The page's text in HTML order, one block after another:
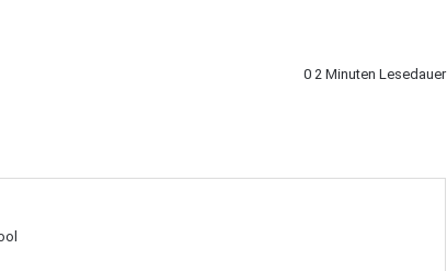
0 2 Minuten Lesedauer